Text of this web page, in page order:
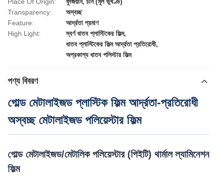
Transparency:
অস্বচ্ছ
Feature:
আর্দ্রতা প্রমাণ
High Light:
স্বর্ণ ধাতব প্লাস্টিকের ফিল্ম,
ধাতব প্লাস্টিকের ফিল্ম আর্দ্রতা প্রতিরোধী,
অপ্রকাশ্য ধাতব পলিস্টার ফিল্ম
পণ্য বিবরণ
গোল্ড মেটালাইজড প্লাস্টিক ফিল্ম আর্দ্রতা-প্রতিরোধী
অস্বচ্ছ মেটালাইজড পলিয়েস্টার ফিল্ম
গোল্ড মেটালাইজড/মেটালিক পলিয়েস্টার (পিইটি) থার্মাল ল্যামিনেশন
ফিল্ম